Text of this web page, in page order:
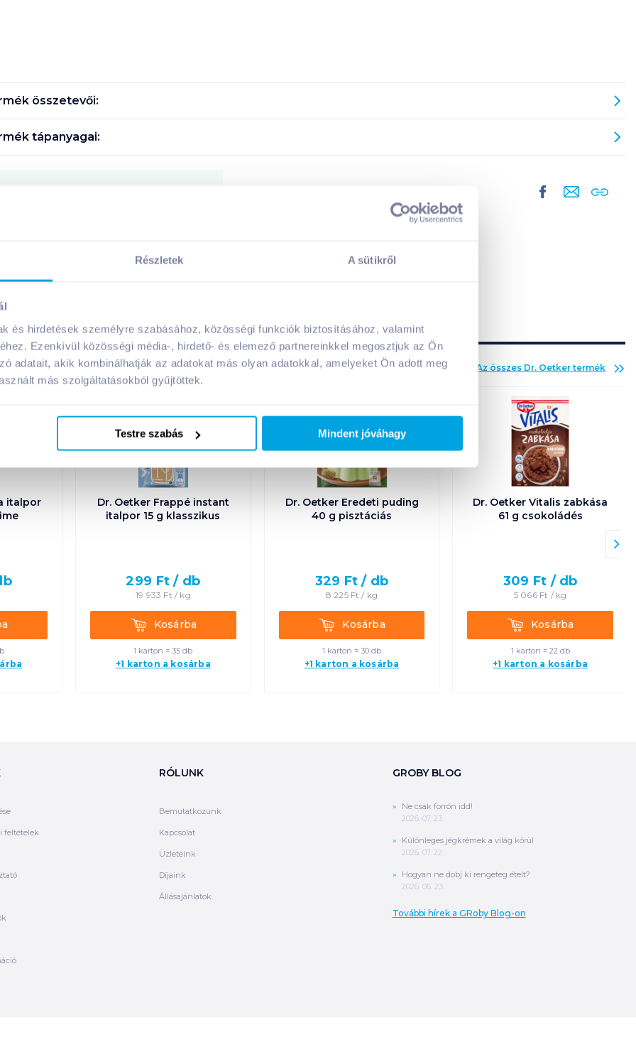
Részletek A sütikről
és hirdetések személyre szabásához, közösségi funkciók biztosításához, valamint
Ezenkívül közösségi média-, hirdető- és elemező partnereinkkel megosztjuk az Ön
adatait, akik kombinálhatják az adatokat más olyan adatokkal, amelyeket Ön adott meg
más szolgáltatásokból gyűjtöttek.
Testre szabás Mindent jóváhagy
A kosarad jelenleg üres.
összetevői:
tápanyagai:
A márka további termékei
Az összes Dr. Oetker termék
italpor
Dr. Oetker Frappé instant
italpor 15 g klasszikus
299 Ft / db
19 933 Ft / kg
KosárbaKosárba
1 karton = 35 db
+1 karton a kosárba
Dr. Oetker Eredeti puding
40 g pisztáciás
329 Ft / db
8 225Ft / kg
KosárbaKosárba
1 karton = 30 db
+1 karton a kosárba
Dr. Oetker Vitalis zabkása
61 g csokoládés
309 Ft / db
5 066Ft / kg
KosárbaKosárba
1 karton = 22 db
+1 karton a kosárba
feltételek
RÓLUNK
Bemutatkozunk
Kapcsolat
Üzleteink
Díjaink
Állásajánlatok
GROBY BLOG
Ne csak forrón idd!
2026. 07. 23.
Különleges jégkrémek a világ körül
2026. 07. 22.
Hogyan ne dobj ki rengeteg ételt?
2026. 06. 23.
További hírek a GRoby Blog-on